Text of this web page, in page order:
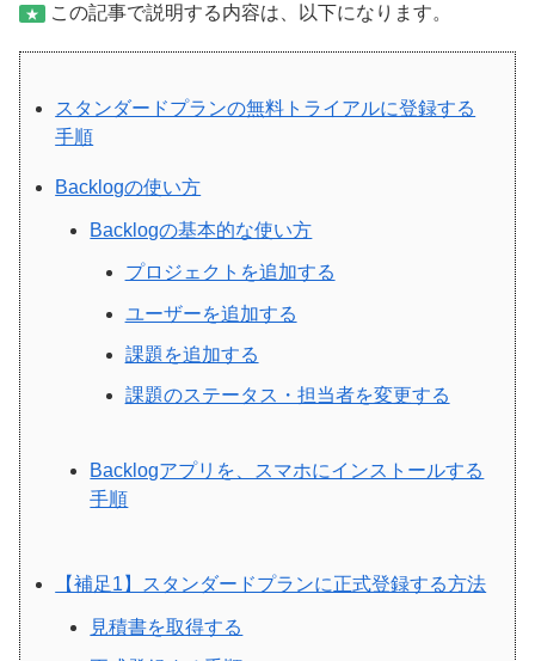
★ この記事で説明する内容は、以下になります。
スタンダードプランの無料トライアルに登録する
手順
Backlogの使い方
Backlogの基本的な使い方
プロジェクトを追加する
ユーザーを追加する
課題を追加する
課題のステータス・担当者を変更する
Backlogアプリを、スマホにインストールする
手順
【補足1】スタンダードプランに正式登録する方法
見積書を取得する